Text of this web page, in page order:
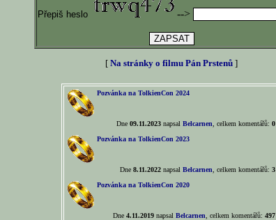
Přepiš heslo -->
[ Na stránky o filmu Pán Prstenů ]
Pozvánka na TolkienCon 2024
Dne 09.11.2023napsal Belcarnen , celkem komentářů: 0
Pozvánka na TolkienCon 2023
Dne 8.11.2022napsal Belcarnen , celkem komentářů: 3
Pozvánka na TolkienCon 2020
Dne 4.11.2019napsal Belcarnen , celkem komentářů: 497